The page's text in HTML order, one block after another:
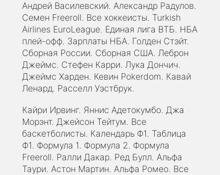
Андрей Василевский. Александр Радулов.
Семен Freeroll. Все хоккеисты. Turkish
Airlines EuroLeague. Единая лига ВТБ. НБА
плей-офф. Зарплаты НБА. Голден Стэйт.
Сборная России. Сборная США. Леброн
Джеймс. Стефен Карри. Лука Дончич.
Джеймс Харден. Кевин Pokerdom. Кавай
Ленард. Расселл Уэстбрук.
Кайри Ирвинг. Яннис Адетокумбо. Джа
Морэнт. Джейсон Тейтум. Все
баскетболисты. Календарь Ф1. Таблица
Ф1. Формула 1. Формула 2. Формула
Freeroll. Ралли Дакар. Ред Булл. Альфа
Таури. Астон Мартин. Альфа Ромео. Все